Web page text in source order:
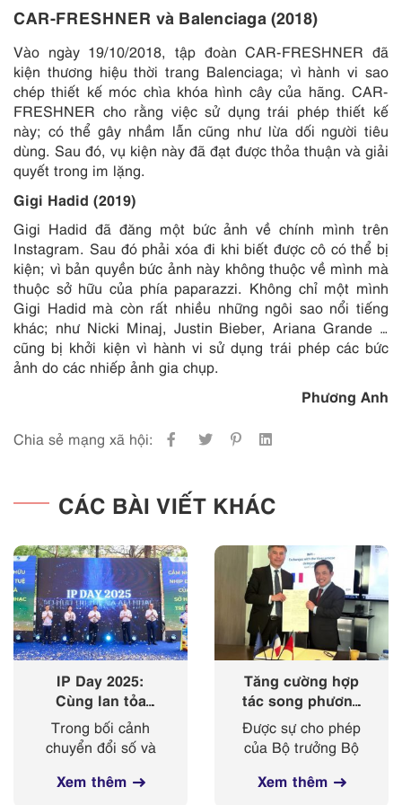
CAR-FRESHNER và Balenciaga (2018)
Vào ngày 19/10/2018, tập đoàn CAR-FRESHNER đã
kiện thương hiệu thời trang Balenciaga; vì hành vi sao
chép thiết kế móc chìa khóa hình cây của hãng. CAR-
FRESHNER cho rằng việc sử dụng trái phép thiết kế
này; có thể gây nhầm lẫn cũng như lừa dối người tiêu
dùng. Sau đó, vụ kiện này đã đạt được thỏa thuận và giải
quyết trong im lặng.
Gigi Hadid (2019)
Gigi Hadid đã đăng một bức ảnh về chính mình trên
Instagram. Sau đó phải xóa đi khi biết được cô có thể bị
kiện; vì bản quyền bức ảnh này không thuộc về mình mà
thuộc sở hữu của phía paparazzi. Không chỉ một mình
Gigi Hadid mà còn rất nhiều những ngôi sao nổi tiếng
khác; như Nicki Minaj, Justin Bieber, Ariana Grande …
cũng bị khởi kiện vì hành vi sử dụng trái phép các bức
ảnh do các nhiếp ảnh gia chụp.
Phương Anh
Chia sẻ mạng xã hội:
CÁC BÀI VIẾT KHÁC
IP Day 2025:
Cùng lan tỏa
‘nhịp điệu’ của
sở hữu trí tuệ
trong kỷ nguyên
số
Trong bối cảnh
chuyển đổi số và
nghiệp 4.0 diễn ra
Xem thêm
Tăng cường hợp
tác song phương
giữa Cục Sở hữu
trí tuệ với Viện
Sở hữu công
nghiệp Cộng
Được sự cho phép
của Bộ trưởng Bộ
Công nghệ, từ
Xem thêm